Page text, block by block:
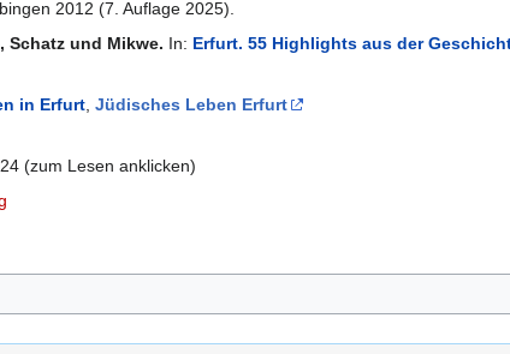
2012 (7. Auflage 2025).
Schatz und Mikwe. In: Erfurt. 55 Highlights aus der
in Erfurt Jüdisches Leben Erfurt
(zum Lesen anklicken)